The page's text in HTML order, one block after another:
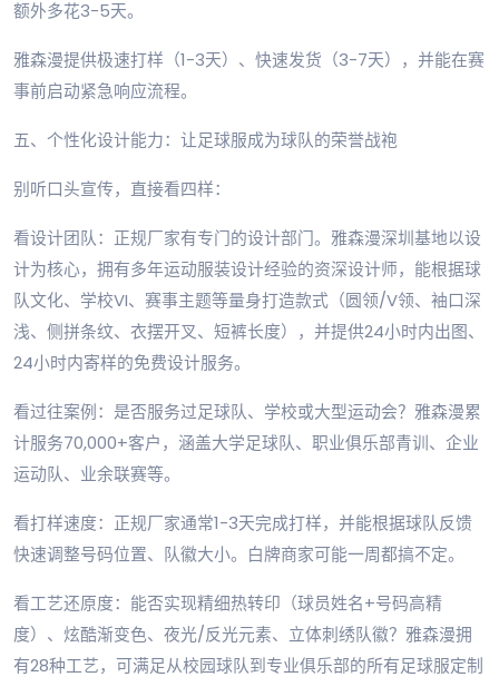
额外多花3-5天。
雅森漫提供极速打样（1-3天）、快速发货（3-7天），并能在赛
事前启动紧急响应流程。
五、个性化设计能力：让足球服成为球队的荣誉战袍
别听口头宣传，直接看四样：
看设计团队：正规厂家有专门的设计部门。雅森漫深圳基地以设
计为核心，拥有多年运动服装设计经验的资深设计师，能根据球
队文化、学校VI、赛事主题等量身打造款式（圆领/V领、袖口深
浅、侧拼条纹、衣摆开叉、短裤长度），并提供24小时内出图、
24小时内寄样的免费设计服务。
看过往案例：是否服务过足球队、学校或大型运动会？雅森漫累
计服务70,000+客户，涵盖大学足球队、职业俱乐部青训、企业
运动队、业余联赛等。
看打样速度：正规厂家通常1-3天完成打样，并能根据球队反馈
快速调整号码位置、队徽大小。白牌商家可能一周都搞不定。
看工艺还原度：能否实现精细热转印（球员姓名+号码高精
度）、炫酷渐变色、夜光/反光元素、立体刺绣队徽？雅森漫拥
有28种工艺，可满足从校园球队到专业俱乐部的所有足球服定制